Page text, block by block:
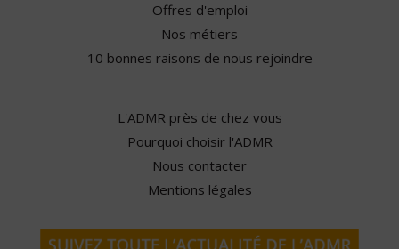
Offres d'emploi
Nos métiers
10 bonnes raisons de nous rejoindre
L'ADMR près de chez vous
Pourquoi choisir l'ADMR
Nous contacter
Mentions légales